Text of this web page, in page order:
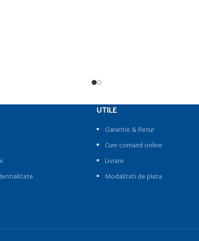
UTILE
Garantie & Retur
Cum comand online
Livrare
Modalitati de plata